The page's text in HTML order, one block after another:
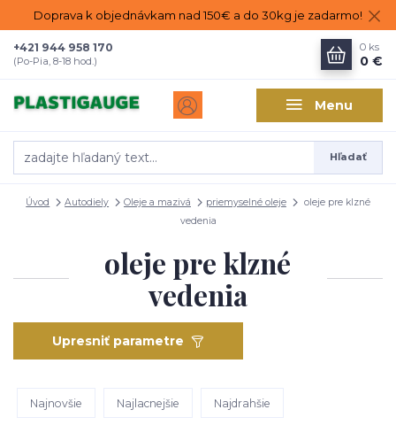
Doprava k objednávkam nad 150€ a do 30kg je zadarmo!
Menu
Hľadať
+421 944 958 170
(Po-Pia, 8-18 hod.)
0 ks
0 €
Úvod Autodiely Oleje a mazivá priemyselné oleje
oleje pre klzné
vedenia
oleje pre klzné
vedenia
Upresniť parametre
Najnovšie Najlacnejšie Najdrahšie